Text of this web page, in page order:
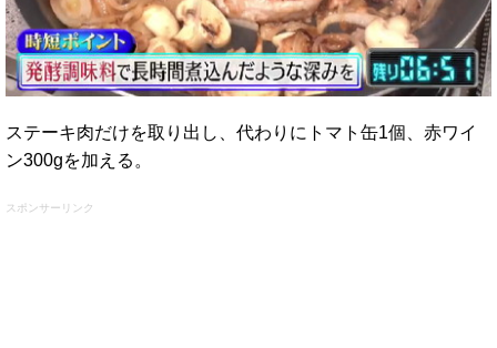
ステーキ肉だけを取り出し、代わりにトマト缶1個、赤ワイ
ン300gを加える。
スポンサーリンク